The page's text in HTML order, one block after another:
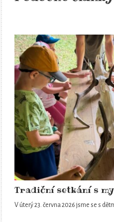
Tradiční setkání s
V úterý 23. června 2026 jsme se s